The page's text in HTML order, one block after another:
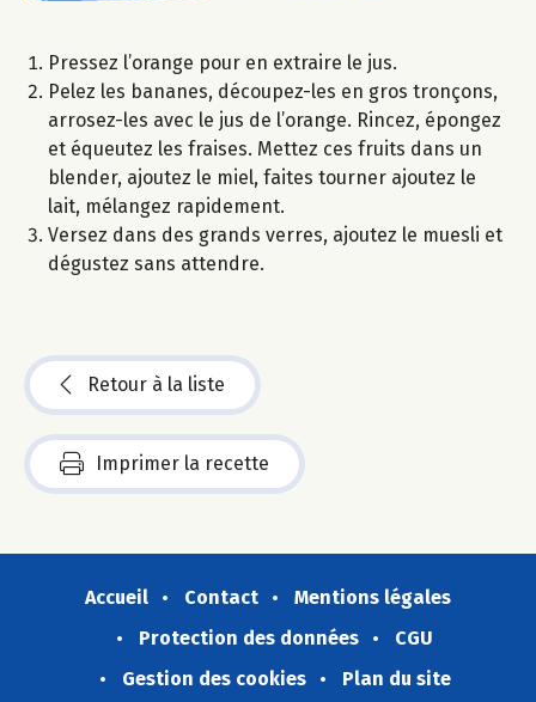
Pressez l’orange pour en extraire le jus.
Pelez les bananes, découpez-les en gros tronçons,
arrosez-les avec le jus de l’orange. Rincez, épongez
et équeutez les fraises. Mettez ces fruits dans un
blender, ajoutez le miel, faites tourner ajoutez le
lait, mélangez rapidement.
Versez dans des grands verres, ajoutez le muesli et
dégustez sans attendre.
Retour à la liste
Imprimer la recette
Accueil Contact
Mentions légales
Protection des données
CGU
Gestion des cookies
Plan du site